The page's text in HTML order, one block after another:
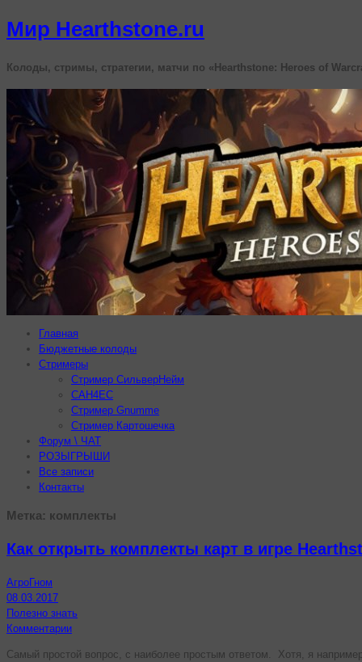
Мир Hearthstone.ru
Колоды, стримы, стратегии, матчи по «Hearthstone: Heroes of
Главная
Бюджетные колоды
Стримеры
Стример СильверНейм
CAH4EC
Стример Gnumme
Стример Картошечка
Форум \ ЧАТ
РОЗЫГРЫШИ
Все записи
Контакты
Метка: комплекты
Как открыть комплекты карт в игре
АгроГном
08.03.2017
Полезно знать
Комментарии
Самый простой вопрос, с наиболее простым ответом. Хотя, я